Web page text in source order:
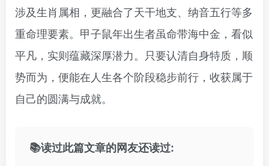
涉及生肖属相，更融合了天干地支、纳音五行等多
重命理要素。甲子鼠年出生者虽命带海中金，看似
平凡，实则蕴藏深厚潜力。只要认清自身特质，顺
势而为，便能在人生各个阶段稳步前行，收获属于
自己的圆满与成就。
📚读过此篇文章的网友还读过: